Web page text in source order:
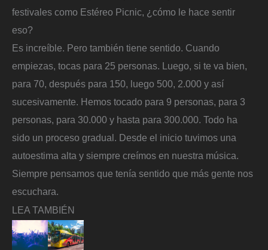
festivales como Estéreo Picnic, ¿cómo le hace sentir
eso?
Es increíble. Pero también tiene sentido. Cuando
empiezas, tocas para 25 personas. Luego, si te va bien,
para 70, después para 150, luego 500, 2.000 y así
sucesivamente. Hemos tocado para 9 personas, para 3
personas, para 30.000 y hasta para 300.000. Todo ha
sido un proceso gradual. Desde el inicio tuvimos una
autoestima alta y siempre creímos en nuestra música.
Siempre pensamos que tenía sentido que más gente nos
escuchara.
LEA TAMBIÉN